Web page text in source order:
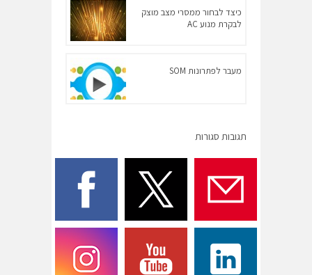
כיצד לבחור ממסרי מצב מוצק
לבקרת מנוע AC
מעבר לפתרונות SOM
תגובות סגורות